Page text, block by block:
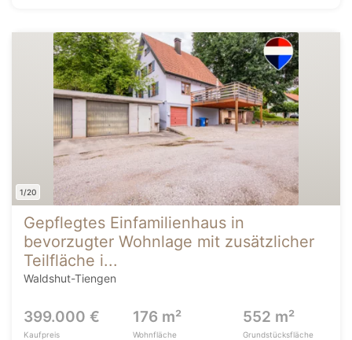
1/20
Gepflegtes Einfamilienhaus in
bevorzugter Wohnlage mit zusätzlicher
Teilfläche i...
Waldshut-Tiengen
399.000 €
Kaufpreis
176 m²
Wohnfläche
552 m²
Grundstücksfläche